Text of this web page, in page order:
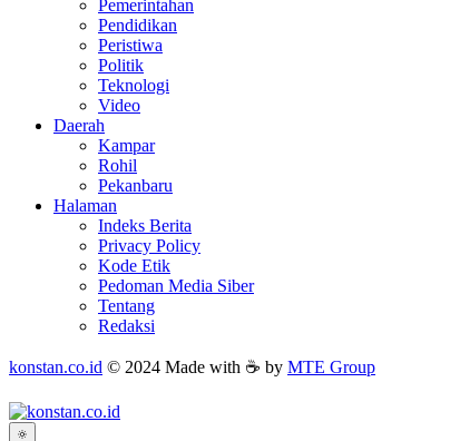
Pemerintahan
Pendidikan
Peristiwa
Politik
Teknologi
Video
Daerah
Kampar
Rohil
Pekanbaru
Halaman
Indeks Berita
Privacy Policy
Kode Etik
Pedoman Media Siber
Tentang
Redaksi
konstan.co.id © 2024 Made with ☕ by MTE Group